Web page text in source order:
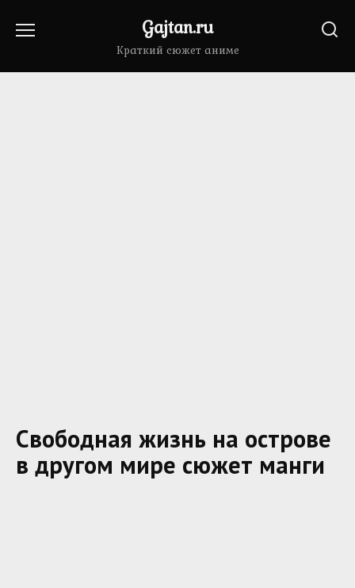
Gajtan.ru
Краткий сюжет аниме
Свободная жизнь на острове
в другом мире сюжет манги